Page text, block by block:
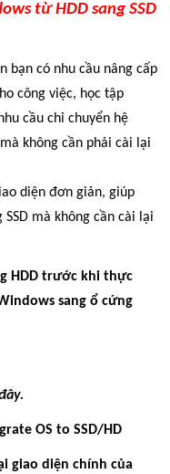
từ HDD sang SSD
bạn có nhu cầu nâng cấp
công việc, học tập
cầu chỉ chuyển hệ
không cần phải cài lại
diện đơn giản, giúp
mà không cần cài lại
HDD trước khi thực
sang ổ cứng
OS to SSD/HD
giao diện chính của